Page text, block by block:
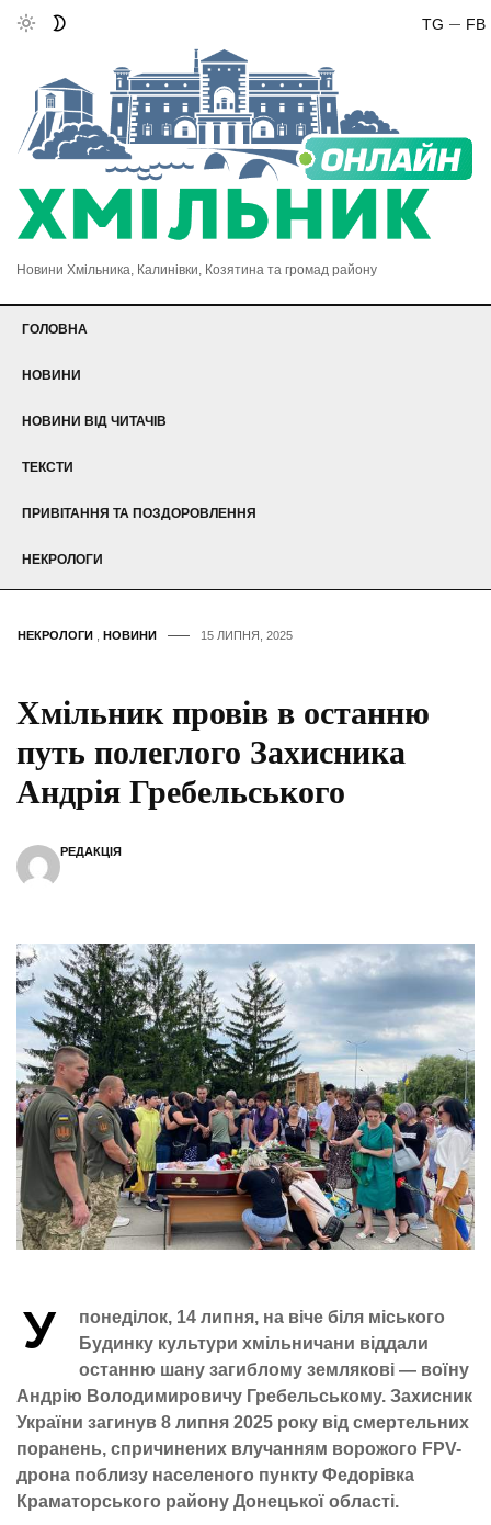
FB
TG
Новини Хмільника, Калинівки, Козятина та громад району
ГОЛОВНА
НОВИНИ
НОВИНИ ВІД ЧИТАЧІВ
ТЕКСТИ
ПРИВІТАННЯ ТА ПОЗДОРОВЛЕННЯ
НЕКРОЛОГИ
НЕКРОЛОГИ НОВИНИ 15 ЛИПНЯ, 2025
Хмільник провів в останню
путь полеглого Захисника
Андрія Гребельського
РЕДАКЦІЯ
У
понеділок, 14 липня, на віче біля міського
Будинку культури хмільничани віддали
останню шану загиблому землякові — воїну
Андрію Володимировичу Гребельському. Захисник
України загинув 8 липня 2025 року від смертельних
поранень, спричинених влучанням ворожого FPV-
дрона поблизу населеного пункту Федорівка
Краматорського району Донецької області.